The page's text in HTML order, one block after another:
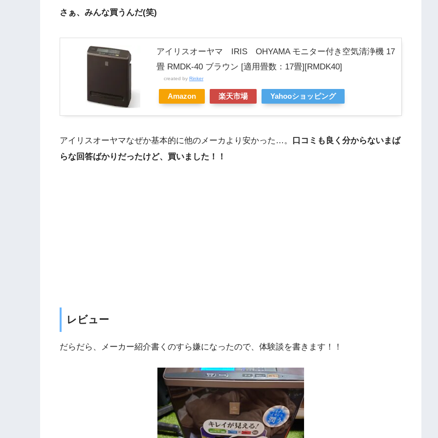
さぁ、みんな買うんだ(笑)
アイリスオーヤマ IRIS OHYAMA モニター付き空気清浄機 17
畳 RMDK-40 ブラウン [適用畳数：17畳][RMDK40]
created by Rinker
Amazon 楽天市場 Yahooショッピング
アイリスオーヤマなぜか基本的に他のメーカより安かった…。
口コミも良く分からないまば
らな回答ばかりだったけど、買いました！！
レビュー
だらだら、メーカー紹介書くのすら嫌になったので、体験談を書きます！！